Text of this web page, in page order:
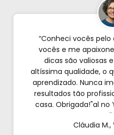
“Conheci vocês
vocês e me
dicas são valiosas
altíssima qualidade, o
aprendizado. Nunca
resultados tão
casa. Obrigada!"al
testar em casa. As
produtos sãoCláudia M.,